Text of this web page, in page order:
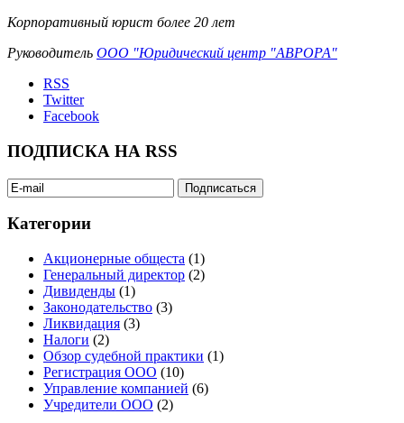
Корпоративный юрист более 20 лет
Руководитель ООО "Юридический центр "АВРОРА"
RSS
Twitter
Facebook
ПОДПИСКА НА RSS
Категории
Акционерные общеста (1)
Генеральный директор (2)
Дивиденды (1)
Законодательство (3)
Ликвидация (3)
Налоги (2)
Обзор судебной практики (1)
Регистрация ООО (10)
Управление компанией (6)
Учредители ООО (2)